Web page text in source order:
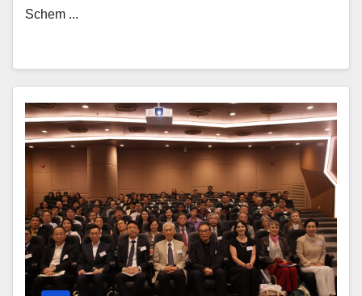
Schem ...